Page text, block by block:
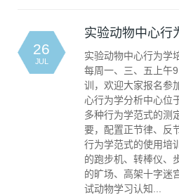
26
JUL
实验动物中心行
实验动物中心行为学
每周一、三、五上午
训，欢迎大家报名参
心行为学分析中心位
多种行为学范式的测
要，配置正节律、反
行为学范式的使用培
的跑步机、转棒仪、
的旷场、高架十字迷
试动物学习认知...